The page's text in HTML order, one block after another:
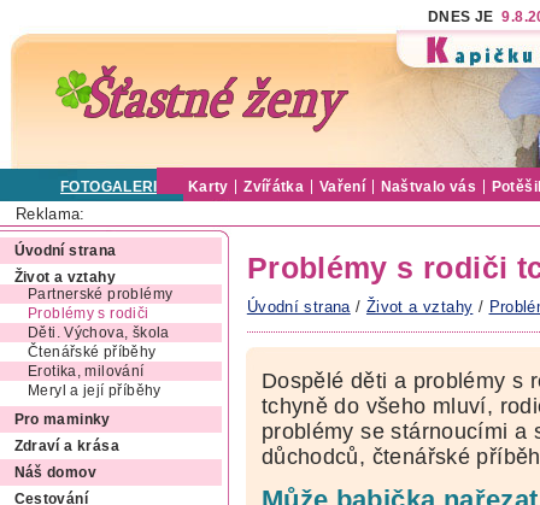
DNES JE
FOTOGALERIE Karty Zvířátka Vaření Naštvalo vás
Reklama:
Úvodní strana
Život a vztahy
Partnerské problémy
Problémy s rodiči
Děti. Výchova, škola
Čtenářské příběhy
Erotika, milování
Meryl a její příběhy
Pro maminky
Zdraví a krása
Náš domov
Cestování
Problémy s rodiči
Úvodní strana / Život a vztahy /
Dospělé děti a problémy s
tchyně do všeho mluví,
problémy se stárnoucími a
důchodců, čtenářské